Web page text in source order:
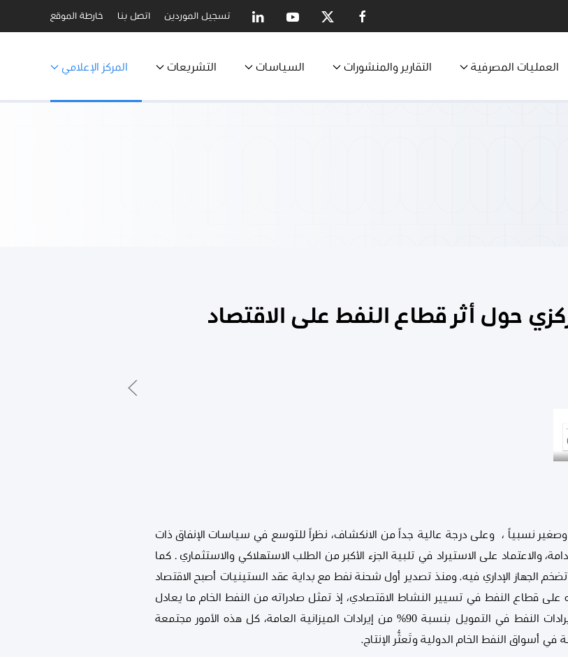
تسجيل الموردين اتصل بنا خارطة الموقع
العمليات المصرفية التقارير والمنشورات السياسات التشريعات المركز الإعلامي
حول أثر قطاع النفط على الاقتصاد
وصغير نسبياً ، وعلى درجة عالية جداً من الانكشاف، نظراً للتوسع في سياسات الإنفاق ذات
والاعتماد على الاستيراد في تلبية الجزء الأكبر من الطلب الاستهلاكي والاستثماري . كما
الجهاز الإداري فيه. ومنذ تصدير أول شحنة نفط مع بداية عقد الستينيات أصبح الاقتصاد
قطاع النفط في تسيير النشاط الاقتصادي، إذ تمثل صادراته من النفط الخام ما يعادل
96% من إجمالي الصادرات الكلية، كما تسهم إيرادات النفط في التمويل بنسبة 90% من إيرادات الميزانية العامة، كل هذه الأمور مجتمعة
أسواق النفط الخام الدولية وتَعثُّر الإنتاج.